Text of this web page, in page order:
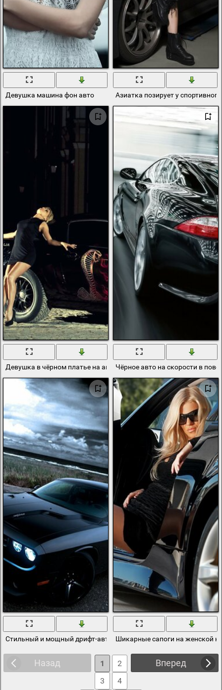
Девушка машина фон авто Азиатка позирует у
Девушка в чёрном платье на автоЧёрное авто на скорости в
Стильный и мощный дрифт-авто dodgeШикарные сапоги на женской
Назад Вперед
1
2
3
4